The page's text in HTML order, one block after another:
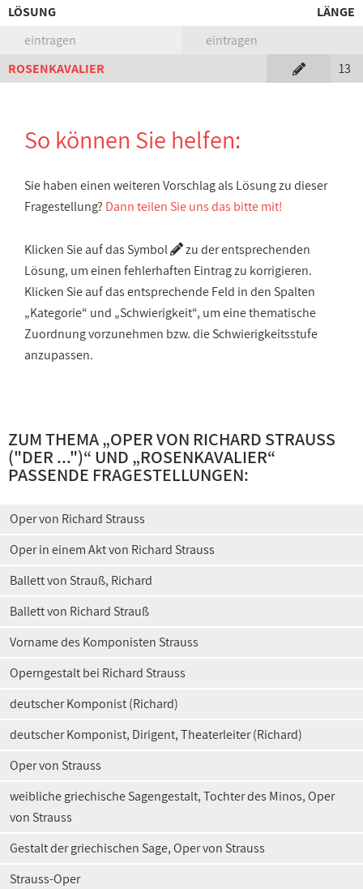
LÖSUNG
LÄNGE
eintragen
eintragen
ROSENKAVALIER
13
So können Sie helfen:
Sie haben einen weiteren Vorschlag als Lösung zu dieser
Fragestellung? Dann teilen Sie uns das bitte mit!
Klicken Sie auf das Symbol
zu der entsprechenden
Lösung, um einen fehlerhaften Eintrag zu korrigieren.
Klicken Sie auf das entsprechende Feld in den Spalten
„Kategorie“ und „Schwierigkeit“, um eine thematische
Zuordnung vorzunehmen bzw. die Schwierigkeitsstufe
anzupassen.
ZUM THEMA „OPER VON RICHARD STRAUSS
("DER ...")“ UND „ROSENKAVALIER“
PASSENDE FRAGESTELLUNGEN:
Oper von Richard Strauss
Oper in einem Akt von Richard Strauss
Ballett von Strauß, Richard
Ballett von Richard Strauß
Vorname des Komponisten Strauss
Operngestalt bei Richard Strauss
deutscher Komponist (Richard)
deutscher Komponist, Dirigent, Theaterleiter (Richard)
Oper von Strauss
weibliche griechische Sagengestalt, Tochter des Minos, Oper
von Strauss
Gestalt der griechischen Sage, Oper von Strauss
Strauss-Oper